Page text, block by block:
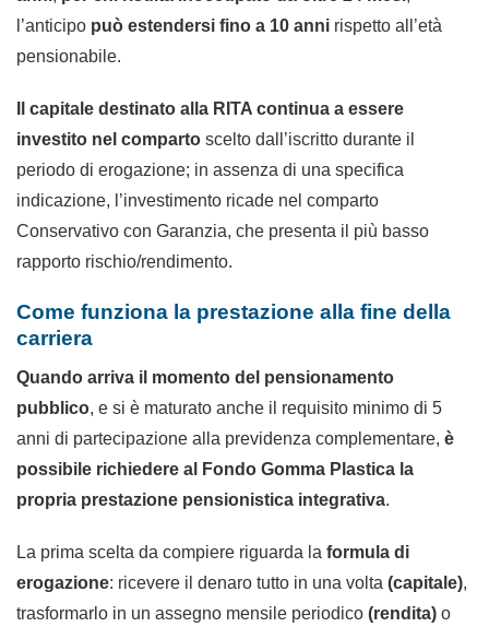
l’anticipo può estendersi fino a 10 anni rispetto all’età
pensionabile.
Il capitale destinato alla RITA continua a essere
investito nel comparto scelto dall’iscritto durante il
periodo di erogazione; in assenza di una specifica
indicazione, l’investimento ricade nel comparto
Conservativo con Garanzia, che presenta il più basso
rapporto rischio/rendimento.
Come funziona la prestazione alla fine della
carriera
Quando arriva il momento del pensionamento
pubblico, e si è maturato anche il requisito minimo di 5
anni di partecipazione alla previdenza complementare, è
possibile richiedere al Fondo Gomma Plastica la
propria prestazione pensionistica integrativa.
La prima scelta da compiere riguarda la formula di
erogazione: ricevere il denaro tutto in una volta (capitale),
trasformarlo in un assegno mensile periodico (rendita) o